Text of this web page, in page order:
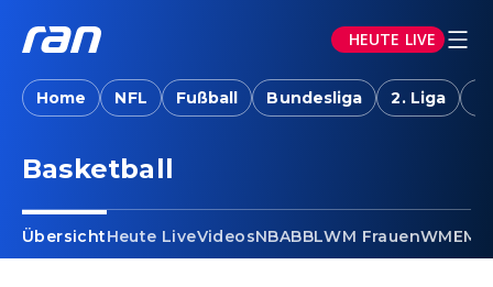
HEUTE LIVE
Home NFL Fußball Bundesliga 2. Liga
Basketball - Franz Wagner
Basketball
ÜbersichtHeute LiveVideosNBABBLWM FrauenWMEM